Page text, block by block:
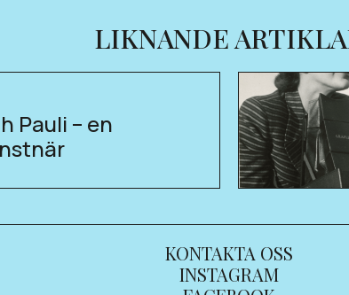
LIKNANDE
Pauli – en
KONTAKTA OSS
INSTAGRAM